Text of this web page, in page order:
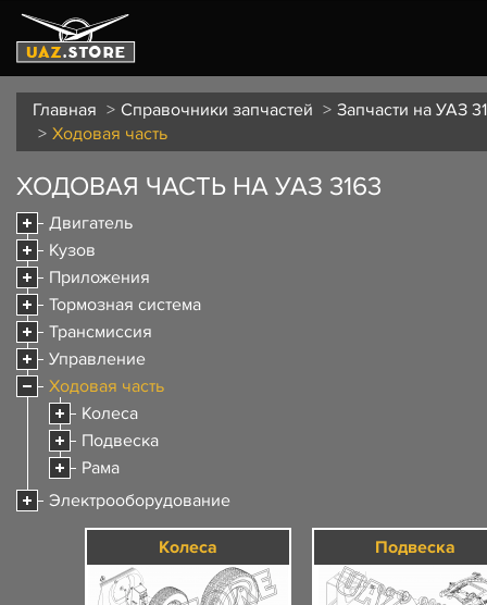
Главная Справочники запчастей
Запчасти на УАЗ
Ходовая часть
ХОДОВАЯ ЧАСТЬ НА УАЗ 3163
Двигатель
Кузов
Приложения
Тормозная система
Трансмиссия
Управление
Ходовая часть
Колеса
Подвеска
Рама
Электрооборудование
Колеса Подвеска